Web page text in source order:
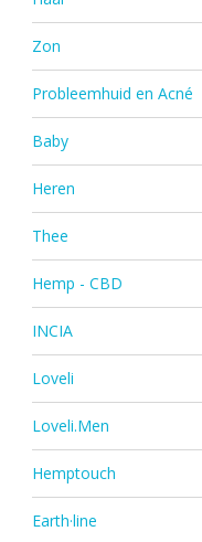
Zon
Probleemhuid en Acné
Baby
Heren
Thee
Hemp - CBD
INCIA
Loveli
Loveli.Men
Hemptouch
Earth·line